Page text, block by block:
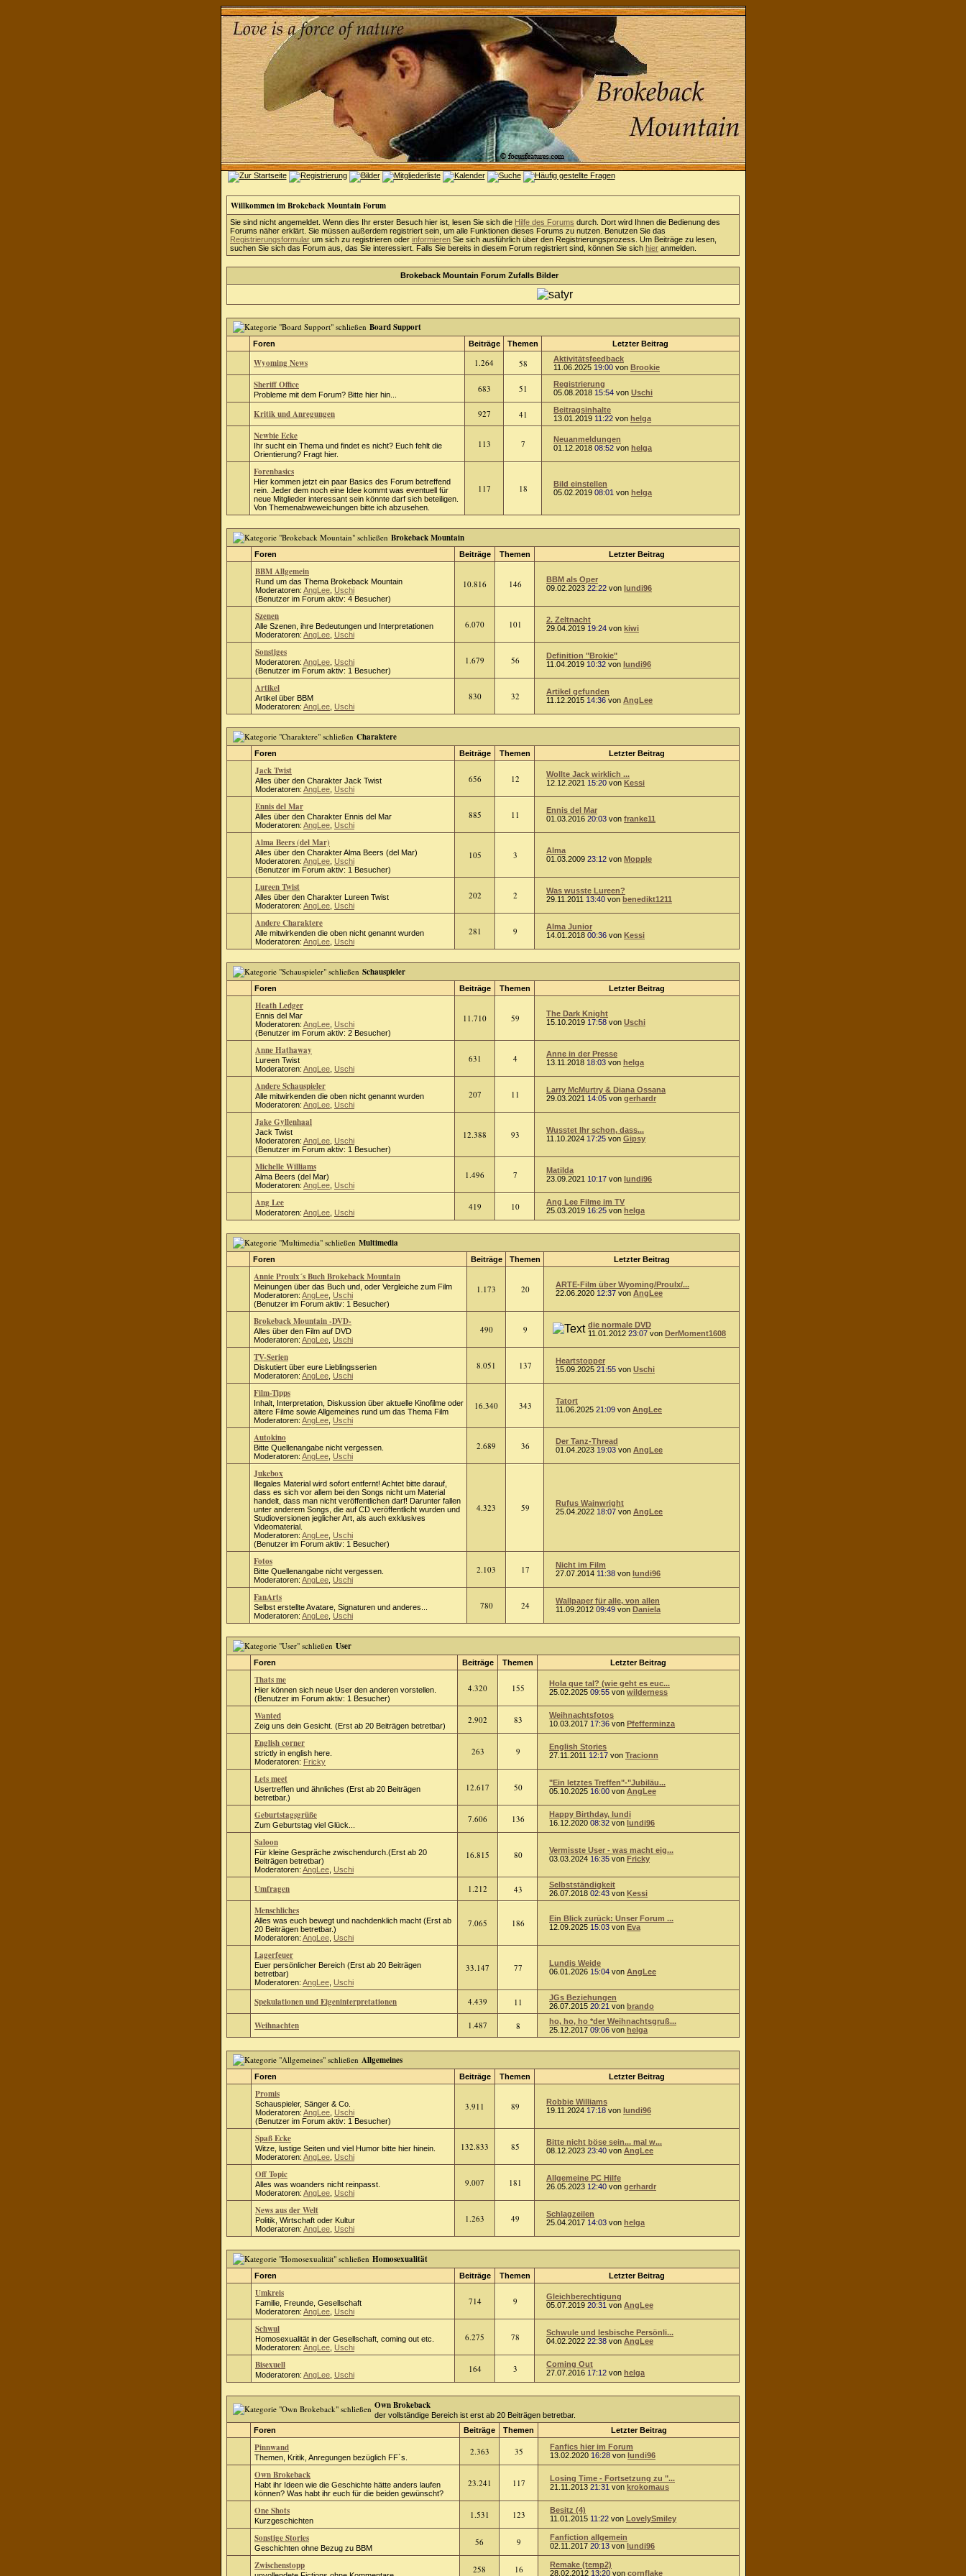
Willkommen im Brokeback Mountain Forum
Sie sind nicht angemeldet. Wenn dies Ihr erster Besuch hier ist, lesen Sie sich die Hilfe des Forums durch. Dort wird Ihnen die Bedienung des
Forums näher erklärt. Sie müssen außerdem registriert sein, um alle Funktionen dieses Forums zu nutzen. Benutzen Sie das
Registrierungsformular um sich zu registrieren oder informieren Sie sich ausführlich über den Registrierungsprozess. Um Beiträge zu lesen,
suchen Sie sich das Forum aus, das Sie interessiert. Falls Sie bereits in diesem Forum registriert sind, können Sie sich hier anmelden.
Brokeback Mountain Forum Zufalls Bilder
Board Support
Foren Beiträge Themen Letzter Beitrag
Wyoming News 1.264 58
Aktivitätsfeedback
11.06.2025 19:00 von Brookie
Sheriff Office
Probleme mit dem Forum? Bitte hier hin...
683 51
Registrierung
05.08.2018 15:54 von Uschi
Kritik und Anregungen 927 41
Beitragsinhalte
13.01.2019 11:22 von helga
Newbie Ecke
Ihr sucht ein Thema und findet es nicht? Euch fehlt die
Orientierung? Fragt hier.
113 7
Neuanmeldungen
01.12.2018 08:52 von helga
Forenbasics
Hier kommen jetzt ein paar Basics des Forum betreffend
rein. Jeder dem noch eine Idee kommt was eventuell für
neue Mitglieder interessant sein könnte darf sich beteiligen.
Von Themenabweweichungen bitte ich abzusehen.
117 18
Bild einstellen
05.02.2019 08:01 von helga
Brokeback Mountain
Foren Beiträge Themen Letzter Beitrag
BBM Allgemein
Rund um das Thema Brokeback Mountain
Moderatoren: AngLee Uschi
(Benutzer im Forum aktiv: 4 Besucher)
10.816 146
BBM als Oper
09.02.2023 22:22 von lundi96
Szenen
Alle Szenen, ihre Bedeutungen und Interpretationen
Moderatoren: AngLee Uschi
6.070 101
2. Zeltnacht
29.04.2019 19:24 von kiwi
Sonstiges
Moderatoren: AngLee Uschi
(Benutzer im Forum aktiv: 1 Besucher)
1.679 56
Definition "Brokie"
11.04.2019 10:32 von lundi96
Artikel
Artikel über BBM
Moderatoren: AngLee Uschi
830 32
Artikel gefunden
11.12.2015 14:36 von AngLee
Charaktere
Foren Beiträge Themen Letzter Beitrag
Jack Twist
Alles über den Charakter Jack Twist
Moderatoren: AngLee Uschi
656 12
Wollte Jack wirklich ...
12.12.2021 15:20 von Kessi
Ennis del Mar
Alles über den Charakter Ennis del Mar
Moderatoren: AngLee Uschi
885 11
Ennis del Mar
01.03.2016 20:03 von franke11
Alma Beers (del Mar)
Alles über den Charakter Alma Beers (del Mar)
Moderatoren: AngLee Uschi
(Benutzer im Forum aktiv: 1 Besucher)
105 3
Alma
01.03.2009 23:12 von Mopple
Lureen Twist
Alles über den Charakter Lureen Twist
Moderatoren: AngLee Uschi
202 2
Was wusste Lureen?
29.11.2011 13:40 von benedikt1211
Andere Charaktere
Alle mitwirkenden die oben nicht genannt wurden
Moderatoren: AngLee Uschi
281 9
Alma Junior
14.01.2018 00:36 von Kessi
Schauspieler
Foren Beiträge Themen Letzter Beitrag
Heath Ledger
Ennis del Mar
Moderatoren: AngLee Uschi
(Benutzer im Forum aktiv: 2 Besucher)
11.710 59
The Dark Knight
15.10.2019 17:58 von Uschi
Anne Hathaway
Lureen Twist
Moderatoren: AngLee Uschi
631 4
Anne in der Presse
13.11.2018 18:03 von helga
Andere Schauspieler
Alle mitwirkenden die oben nicht genannt wurden
Moderatoren: AngLee Uschi
207 11
Larry McMurtry & Diana Ossana
29.03.2021 14:05 von gerhardr
Jake Gyllenhaal
Jack Twist
Moderatoren: AngLee Uschi
(Benutzer im Forum aktiv: 1 Besucher)
12.388 93
Wusstet Ihr schon, dass...
11.10.2024 17:25 von Gipsy
Michelle Williams
Alma Beers (del Mar)
Moderatoren: AngLee Uschi
1.496 7
Matilda
23.09.2021 10:17 von lundi96
Ang Lee
Moderatoren: AngLee Uschi
419 10
Ang Lee Filme im TV
25.03.2019 16:25 von helga
Multimedia
Foren Beiträge Themen Letzter Beitrag
Annie Proulx´s Buch Brokeback Mountain
Meinungen über das Buch und, oder Vergleiche zum Film
Moderatoren: AngLee Uschi
(Benutzer im Forum aktiv: 1 Besucher)
1.173 20
ARTE-Film über Wyoming/Proulx/...
22.06.2020 12:37 von AngLee
Brokeback Mountain -DVD-
Alles über den Film auf DVD
Moderatoren: AngLee Uschi
490 9
die normale DVD
11.01.2012 23:07 von DerMoment1608
TV-Serien
Diskutiert über eure Lieblingsserien
Moderatoren: AngLee Uschi
8.051 137
Heartstopper
15.09.2025 21:55 von Uschi
Film-Tipps
Inhalt, Interpretation, Diskussion über aktuelle Kinofilme oder
ältere Filme sowie Allgemeines rund um das Thema Film
Moderatoren: AngLee Uschi
16.340 343
Tatort
11.06.2025 21:09 von AngLee
Autokino
Bitte Quellenangabe nicht vergessen.
Moderatoren: AngLee Uschi
2.689 36
Der Tanz-Thread
01.04.2023 19:03 von AngLee
Jukebox
lllegales Material wird sofort entfernt! Achtet bitte darauf,
dass es sich vor allem bei den Songs nicht um Material
handelt, dass man nicht veröffentlichen darf! Darunter fallen
unter anderem Songs, die auf CD veröffentlicht wurden und
Studioversionen jeglicher Art, als auch exklusives
Videomaterial.
Moderatoren: AngLee Uschi
(Benutzer im Forum aktiv: 1 Besucher)
4.323 59
Rufus Wainwright
25.04.2022 18:07 von AngLee
Fotos
Bitte Quellenangabe nicht vergessen.
Moderatoren: AngLee Uschi
2.103 17
Nicht im Film
27.07.2014 11:38 von lundi96
FanArts
Selbst erstellte Avatare, Signaturen und anderes...
Moderatoren: AngLee Uschi
780 24
Wallpaper für alle, von allen
11.09.2012 09:49 von Daniela
User
Foren Beiträge Themen Letzter Beitrag
Thats me
Hier können sich neue User den anderen vorstellen.
(Benutzer im Forum aktiv: 1 Besucher)
4.320 155
Hola que tal? (wie geht es euc...
25.02.2025 09:55 von wilderness
Wanted
Zeig uns dein Gesicht. (Erst ab 20 Beiträgen betretbar)
2.902 83
Weihnachtsfotos
10.03.2017 17:36 von Pfefferminza
English corner
strictly in english here.
Moderatoren: Fricky
263 9
English Stories
27.11.2011 12:17 von Tracionn
Lets meet
Usertreffen und ähnliches (Erst ab 20 Beiträgen
betretbar.)
12.617 50
"Ein letztes Treffen"-"Jubiläu...
05.10.2025 16:00 von AngLee
Geburtstagsgrüße
Zum Geburtstag viel Glück...
7.606 136
Happy Birthday, lundi
16.12.2020 08:32 von lundi96
Saloon
Für kleine Gespräche zwischendurch.(Erst ab 20
Beiträgen betretbar)
Moderatoren: AngLee Uschi
16.815 80
Vermisste User - was macht eig...
03.03.2024 16:35 von Fricky
Umfragen 1.212 43
Selbstständigkeit
26.07.2018 02:43 von Kessi
Menschliches
Alles was euch bewegt und nachdenklich macht (Erst ab
20 Beiträgen betretbar.)
Moderatoren: AngLee Uschi
7.065 186
Ein Blick zurück: Unser Forum ...
12.09.2025 15:03 von Eva
Lagerfeuer
Euer persönlicher Bereich (Erst ab 20 Beiträgen
betretbar)
Moderatoren: AngLee Uschi
33.147 77
Lundis Weide
06.01.2026 15:04 von AngLee
Spekulationen und Eigeninterpretationen 4.439 11
JGs Beziehungen
26.07.2015 20:21 von brando
Weihnachten 1.487 8
ho, ho, ho *der Weihnachtsgruß...
25.12.2017 09:06 von helga
Allgemeines
Foren Beiträge Themen Letzter Beitrag
Promis
Schauspieler, Sänger & Co.
Moderatoren: AngLee Uschi
(Benutzer im Forum aktiv: 1 Besucher)
3.911 89
Robbie Williams
19.11.2024 17:18 von lundi96
Spaß Ecke
Witze, lustige Seiten und viel Humor bitte hier hinein.
Moderatoren: AngLee Uschi
132.833 85
Bitte nicht böse sein... mal w...
08.12.2023 23:40 von AngLee
Off Topic
Alles was woanders nicht reinpasst.
Moderatoren: AngLee Uschi
9.007 181
Allgemeine PC Hilfe
26.05.2023 12:40 von gerhardr
News aus der Welt
Politik, Wirtschaft oder Kultur
Moderatoren: AngLee Uschi
1.263 49
Schlagzeilen
25.04.2017 14:03 von helga
Homosexualität
Foren Beiträge Themen Letzter Beitrag
Umkreis
Familie, Freunde, Gesellschaft
Moderatoren: AngLee Uschi
714 9
Gleichberechtigung
05.07.2019 20:31 von AngLee
Schwul
Homosexualität in der Gesellschaft, coming out etc.
Moderatoren: AngLee Uschi
6.275 78
Schwule und lesbische Persönli...
04.02.2022 22:38 von AngLee
Bisexuell
Moderatoren: AngLee Uschi
164 3
Coming Out
27.07.2016 17:12 von helga
Own Brokeback
der vollständige Bereich ist erst ab 20 Beiträgen betretbar.
Foren
Beiträge Themen Letzter Beitrag
Pinnwand
Themen, Kritik, Anregungen bezüglich FF`s.
2.363 35
Fanfics hier im Forum
13.02.2020 16:28 von lundi96
Own Brokeback
Habt ihr Ideen wie die Geschichte hätte anders laufen
können? Was habt ihr euch für die beiden gewünscht?
23.241 117
Losing Time - Fortsetzung zu "...
21.11.2013 21:31 von krokomaus
One Shots
Kurzgeschichten
1.531 123
Besitz (4)
11.01.2015 11:22 von LovelySmiley
Sonstige Stories
Geschichten ohne Bezug zu BBM
56 9
Fanfiction allgemein
02.11.2017 20:13 von lundi96
Zwischenstopp 258 16
Remake (temp2)
28.02.2012 13:20 von cornflake